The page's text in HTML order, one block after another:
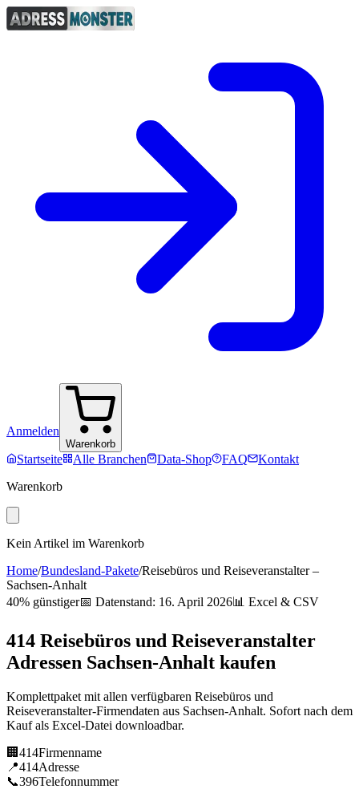
Anmelden
Warenkorb
Startseite Alle Branchen Data-Shop FAQ
Kontakt
Warenkorb
Kein Artikel im Warenkorb
Home/Bundesland-Pakete/Reisebüros und Reiseveranstalter–
Sachsen-Anhalt
40% günstiger📅 Datenstand: 16. April 2026📊 Excel & CSV
414 Reisebüros und Reiseveranstalter
Adressen Sachsen-Anhalt kaufen
Komplettpaket mit allen verfügbaren Reisebüros und
Reiseveranstalter-Firmendaten aus Sachsen-Anhalt. Sofort nach dem
Kauf als Excel-Datei downloadbar.
🏢 414Firmenname
📍414Adresse
📞396Telefonnummer